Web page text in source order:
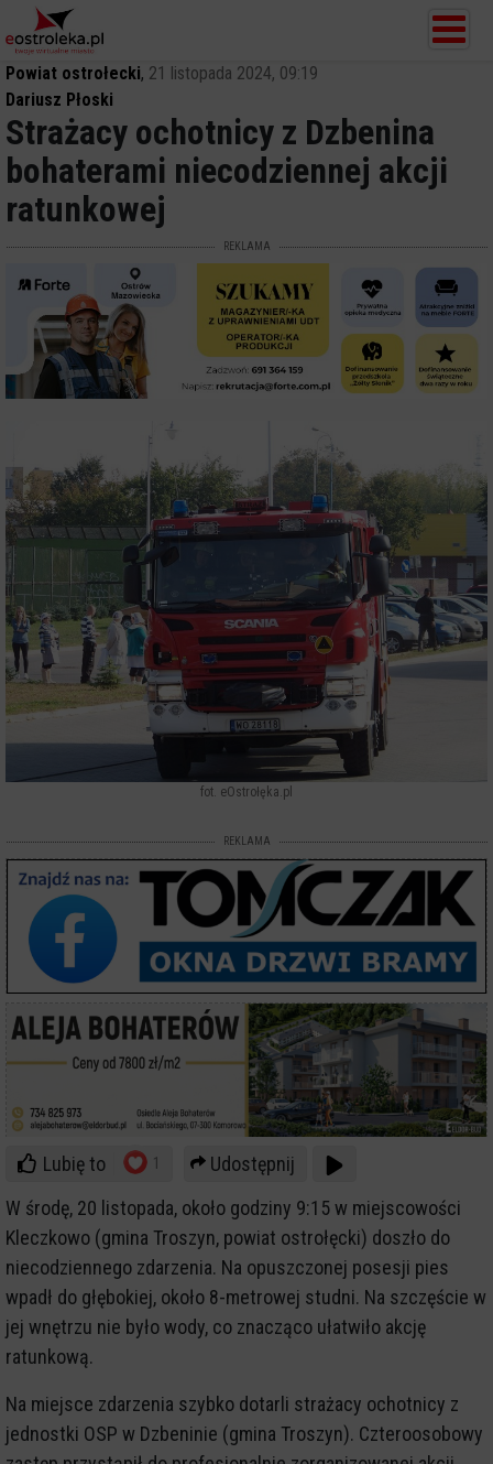
Powiat ostrołecki, 21 listopada 2024, 09:19
Dariusz Płoski
Strażacy ochotnicy z Dzbenina
bohaterami niecodziennej akcji
ratunkowej
REKLAMA
fot. eOstrołęka.pl
REKLAMA
Lubię to 1
Udostępnij
W środę, 20 listopada, około godziny 9:15 w miejscowości
Kleczkowo (gmina Troszyn, powiat ostrołęcki) doszło do
niecodziennego zdarzenia. Na opuszczonej posesji pies
wpadł do głębokiej, około 8-metrowej studni. Na szczęście w
jej wnętrzu nie było wody, co znacząco ułatwiło akcję
ratunkową.
Na miejsce zdarzenia szybko dotarli strażacy ochotnicy z
jednostki OSP w Dzbeninie (gmina Troszyn). Czteroosobowy